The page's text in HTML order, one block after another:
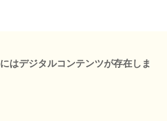
はデジタルコンテンツが存在しま